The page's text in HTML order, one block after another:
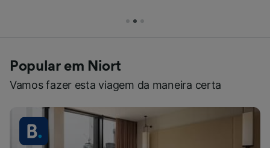
Popular em Niort
Vamos fazer esta viagem da maneira certa